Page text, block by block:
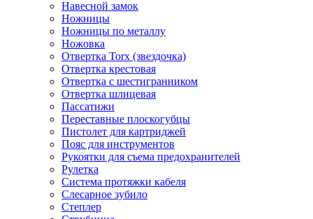
Навесной замок
Ножницы
Ножницы по металлу
Ножовка
Отвертка Torx (звездочка)
Отвертка крестовая
Отвертка с шестигранником
Отвертка шлицевая
Пассатижи
Переставные плоскогубцы
Пистолет для картриджей
Пояс для инструментов
Рукоятки для съема предохранителей
Рулетка
Система протяжки кабеля
Слесарное зубило
Степлер